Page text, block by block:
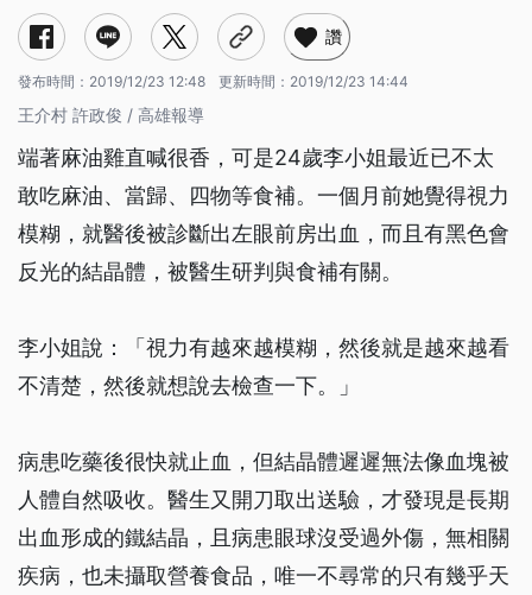
讚
發布時間： 2019/12/23 12:48 更新時間： 2019/12/23 14:44
王介村 許政俊 / 高雄報導
端著麻油雞直喊很香，可是24歲李小姐最近已不太
敢吃麻油、當歸、四物等食補。一個月前她覺得視力
模糊，就醫後被診斷出左眼前房出血，而且有黑色會
反光的結晶體，被醫生研判與食補有關。
李小姐說：「視力有越來越模糊，然後就是越來越看
不清楚，然後就想說去檢查一下。」
病患吃藥後很快就止血，但結晶體遲遲無法像血塊被
人體自然吸收。醫生又開刀取出送驗，才發現是長期
出血形成的鐵結晶，且病患眼球沒受過外傷，無相關
疾病，也未攝取營養食品，唯一不尋常的只有幾乎天